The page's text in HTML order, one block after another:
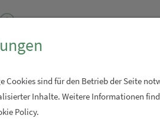
Cookies sind für den Betrieb der Seite
Inhalte. Weitere Informationen
Policy.